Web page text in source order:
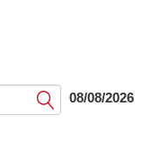
Submit08/08/2026